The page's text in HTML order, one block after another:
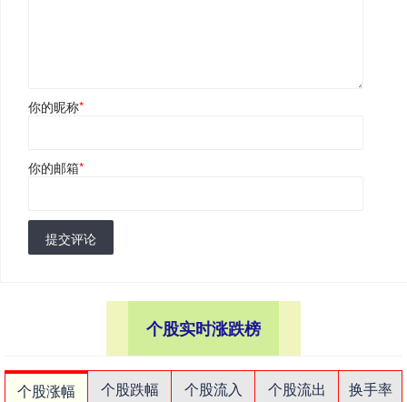
你的昵称*
你的邮箱*
提交评论
个股实时涨跌榜
个股涨幅 个股跌幅 个股流入 个股流出
换手率